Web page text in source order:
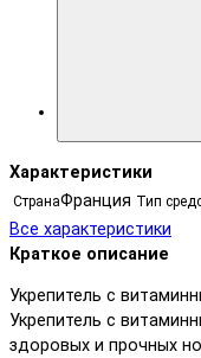
Характеристики
СтранаФранция Тип
Все характеристики
Краткое описание
Укрепитель с
Укрепитель с
здоровых и прочных